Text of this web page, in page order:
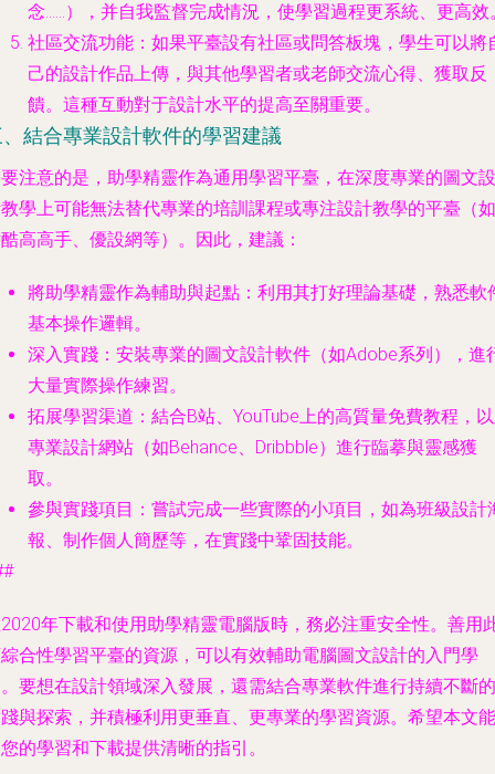
念……），并自我監督完成情況，使學習過程更系統、更高效
社區交流功能 ：如果平臺設有社區或問答板塊，學生可以將
己的設計作品上傳，與其他學習者或老師交流心得、獲取反
饋。這種互動對于設計水平的提高至關重要。
結合專業設計軟件的學習建議
注意的是，助學精靈作為通用學習平臺，在深度專業的圖文設
學上可能無法替代專業的培訓課程或專注設計教學的平臺（如
高高手、優設網等）。因此，建議：
將助學精靈作為輔助與起點 ：利用其打好理論基礎，熟悉軟
基本操作邏輯。
深入實踐 ：安裝專業的圖文設計軟件（如Adobe系列），進
大量實際操作練習。
拓展學習渠道 ：結合B站、YouTube上的高質量免費教程，
專業設計網站（如Behance、Dribbble）進行臨摹與靈感獲
取。
參與實踐項目 ：嘗試完成一些實際的小項目，如為班級設計
報、制作個人簡歷等，在實踐中鞏固技能。
年下載和使用助學精靈電腦版時，務必注重安全性。善用
合性學習平臺的資源，可以有效輔助電腦圖文設計的入門學
要想在設計領域深入發展，還需結合專業軟件進行持續不斷的
與探索，并積極利用更垂直、更專業的學習資源。希望本文能
的學習和下載提供清晰的指引。